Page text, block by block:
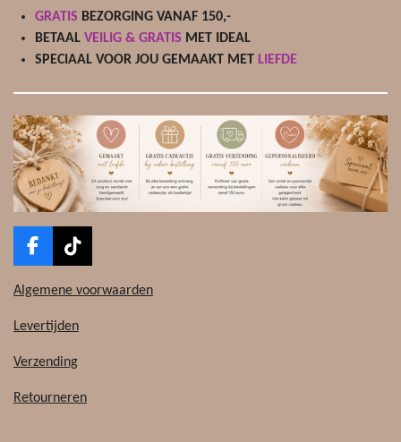
GRATIS BEZORGING VANAF 150,-
BETAAL VEILIG & GRATIS MET IDEAL
SPECIAAL VOOR JOU GEMAAKT MET LIEFDE
F
c
b
o
T
k
o
Algemene voorwaarden
Levertijden
Verzending
Retourneren